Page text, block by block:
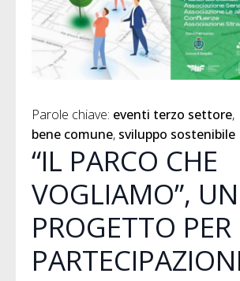
Parole chiave: eventi terzo settore
bene comune sviluppo sostenibile
“IL PARCO CHE
VOGLIAMO”, UN
PROGETTO